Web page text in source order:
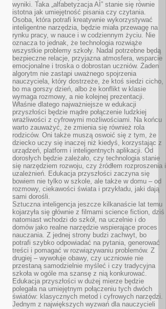
wyniki. Taka „alfabetyzacja AI” stanie się równie
istotna jak umiejętność pisania czy czytania.
Osoba, która potrafi kreatywnie wykorzystywać
inteligentne narzędzia, będzie miała przewagę na
rynku pracy, w nauce i w codziennym życiu. Nie
oznacza to jednak, że technologia rozwiąże
wszystkie problemy szkoły. Nadal potrzebne będą
bezpieczne relacje, przyjazna atmosfera, wsparcie
emocjonalne i troska o dobrostan uczniów. Żaden
algorytm nie zastąpi uważnego spojrzenia
nauczyciela, który dostrzeże, że ktoś siedzi cicho,
bo ma gorszy dzień, albo że konflikt w klasie
wymaga rozmowy, a nie kolejnej prezentacji.
Właśnie dlatego najważniejsze w edukacji
przyszłości będzie mądre połączenie ludzkiej
wrażliwości z cyfrowymi możliwościami. Na końcu
warto zauważyć, że zmienia się również rola
rodziców. Oni także muszą oswoić się z tym, że
dziecko uczy się inaczej niż kiedyś, korzystając z
urządzeń, platform i inteligentnych aplikacji. Od
dorosłych będzie zależało, czy technologia stanie
się narzędziem rozwoju, czy źródłem rozproszenia i
uzależnień. Edukacja przyszłości zaczyna się
bowiem nie tylko w szkole, ale także w domu – od
rozmowy, ciekawości świata i przykładu, jaki dają
sami dorośli.
Sztuczna inteligencja jeszcze kilkanaście lat temu
kojarzyła się głównie z filmami science fiction, dziś
natomiast wchodzi do szkół, na uczelnie i do
domów jako realne narzędzie wspierające proces
nauczania. Z jednej strony budzi zachwyt, bo
potrafi szybko odpowiadać na pytania, generować
treści i pomagać w rozwiązywaniu problemów. Z
drugiej – wywołuje obawy, czy uczniowie nie
przestaną samodzielnie myśleć i czy tradycyjna
szkoła w ogóle ma szansę z nią konkurować.
Edukacja przyszłości w dużej mierze będzie
polegała na umiejętnym połączeniu tych dwóch
światów: klasycznych metod i cyfrowych narzędzi.
Jednym z największych wyzwań dla nauczycieli